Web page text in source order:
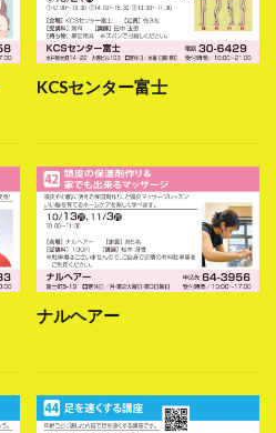
KCSセンター富士
ナルヘアー